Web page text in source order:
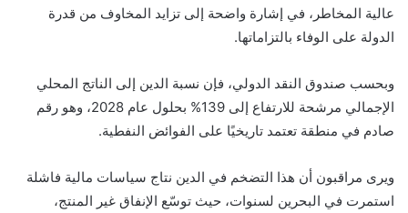
عالية المخاطر، في إشارة واضحة إلى تزايد المخاوف من قدرة
الدولة على الوفاء بالتزاماتها.
وبحسب صندوق النقد الدولي، فإن نسبة الدين إلى الناتج المحلي
الإجمالي مرشحة للارتفاع إلى 139% بحلول عام 2028، وهو رقم
صادم في منطقة تعتمد تاريخيًا على الفوائض النفطية.
ويرى مراقبون أن هذا التضخم في الدين نتاج سياسات مالية فاشلة
استمرت في البحرين لسنوات، حيث توسّع الإنفاق غير المنتج،